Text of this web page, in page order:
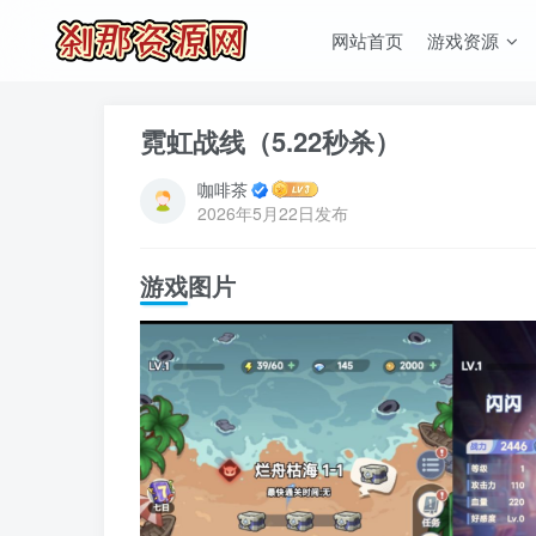
网站首页 游戏资源
霓虹战线（5.22秒杀）
咖啡茶
2026年5月22日发布
游戏图片